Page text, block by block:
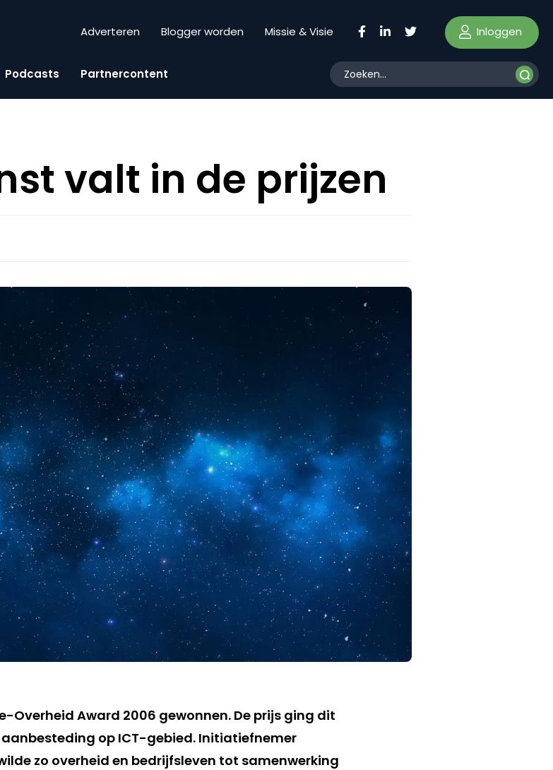
Adverteren Blogger worden Missie & Visie Inloggen
Podcasts Partnercontent
valt in de prijzen
Overheid Award 2006 gewonnen. De prijs ging dit
op ICT-gebied. Initiatiefnemer
zo overheid en bedrijfsleven tot samenwerking